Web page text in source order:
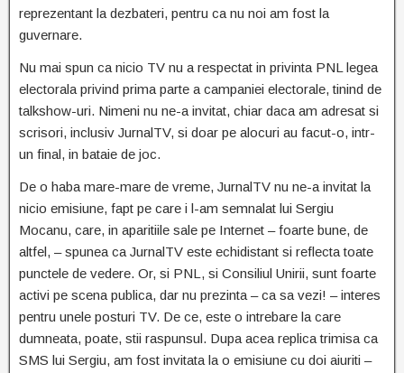
reprezentant la dezbateri, pentru ca nu noi am fost la
guvernare.
Nu mai spun ca nicio TV nu a respectat in privinta PNL legea
electorala privind prima parte a campaniei electorale, tinind de
talkshow-uri. Nimeni nu ne-a invitat, chiar daca am adresat si
scrisori, inclusiv JurnalTV, si doar pe alocuri au facut-o, intr-
un final, in bataie de joc.
De o haba mare-mare de vreme, JurnalTV nu ne-a invitat la
nicio emisiune, fapt pe care i l-am semnalat lui Sergiu
Mocanu, care, in aparitiile sale pe Internet – foarte bune, de
altfel, – spunea ca JurnalTV este echidistant si reflecta toate
punctele de vedere. Or, si PNL, si Consiliul Unirii, sunt foarte
activi pe scena publica, dar nu prezinta – ca sa vezi! – interes
pentru unele posturi TV. De ce, este o intrebare la care
dumneata, poate, stii raspunsul. Dupa acea replica trimisa ca
SMS lui Sergiu, am fost invitata la o emisiune cu doi aiuriti –